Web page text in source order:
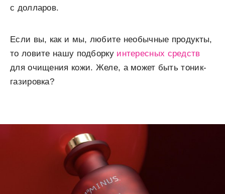
с долларов.
Если вы, как и мы, любите необычные продукты,
то ловите нашу подборку интересных средств
для очищения кожи. Желе, а может быть тоник-
газировка?